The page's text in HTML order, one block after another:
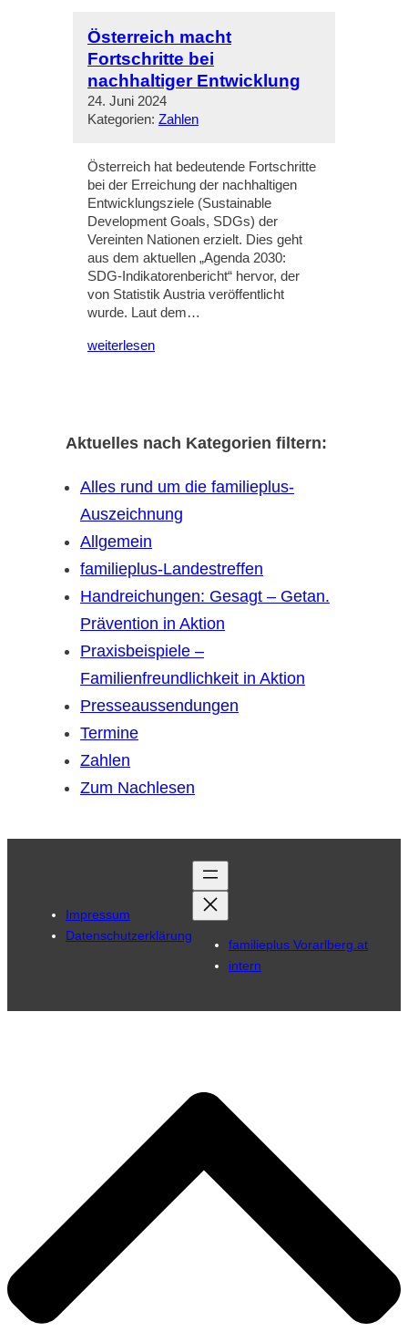
Österreich macht
Fortschritte bei
nachhaltiger Entwicklung
24. Juni 2024
Kategorien: Zahlen
Österreich hat bedeutende Fortschritte
bei der Erreichung der nachhaltigen
Entwicklungsziele (Sustainable
Development Goals, SDGs) der
Vereinten Nationen erzielt. Dies geht
aus dem aktuellen „Agenda 2030:
SDG-Indikatorenbericht“ hervor, der
von Statistik Austria veröffentlicht
wurde. Laut dem…
weiterlesen
Aktuelles nach Kategorien filtern:
Alles rund um die familieplus-
Auszeichnung
Allgemein
familieplus-Landestreffen
Handreichungen: Gesagt – Getan.
Prävention in Aktion
Praxisbeispiele –
Familienfreundlichkeit in Aktion
Presseaussendungen
Termine
Zahlen
Zum Nachlesen
Impressum
Datenschutzerklärung
familieplus Vorarlberg.at
intern